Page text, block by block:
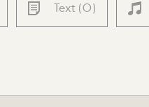
Text (0)